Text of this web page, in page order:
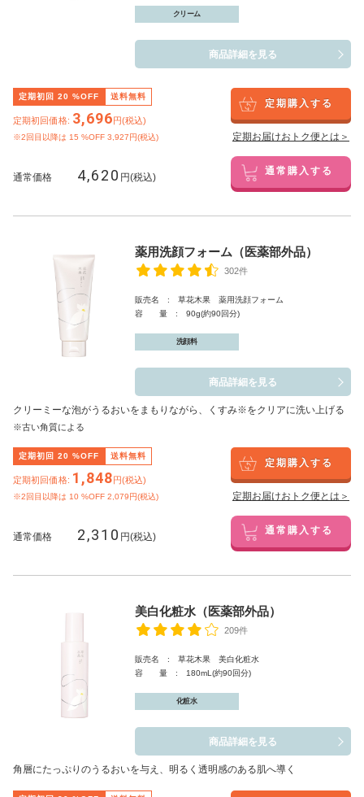
クリーム
商品詳細を見る
定期初回 20 %OFF 送料無料
定期初回価格: 3,696円(税込)
※2回目以降は 15 %OFF 3,927円(税込)
定期購入する
定期お届けおトク便とは＞
通常価格 4,620 円(税込) 通常購入する
薬用洗顔フォーム（医薬部外品）
302件
販売名 : 草花木果 薬用洗顔フォーム
容 量 : 90g(約90回分)
洗顔料
商品詳細を見る
クリーミーな泡がうるおいをまもりながら、くすみ※をクリアに洗い上げる
※古い角質による
定期初回 20 %OFF 送料無料
定期初回価格: 1,848円(税込)
※2回目以降は 10 %OFF 2,079円(税込)
定期購入する
定期お届けおトク便とは＞
通常価格 2,310 円(税込) 通常購入する
美白化粧水（医薬部外品）
209件
販売名 : 草花木果 美白化粧水
容 量 : 180mL(約90回分)
化粧水
商品詳細を見る
角層にたっぷりのうるおいを与え、明るく透明感のある肌へ導く